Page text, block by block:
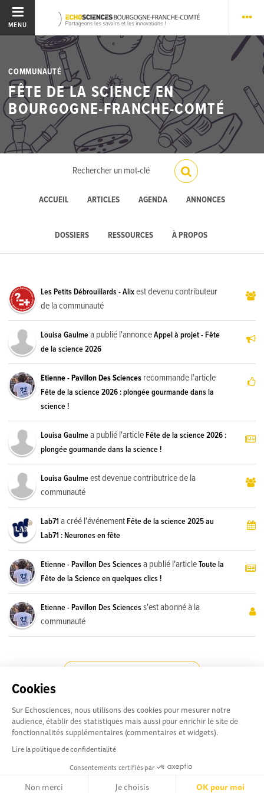
Cookies
Sur Echosciences, nous utilisons des cookies pour mesurer notre
audience, établir des statistiques mais aussi pour enrichir le site de
fonctionnalités supplémentaires (commentaires et widgets).
Lire la politique de confidentialité
Consentements certifiés par
Non merci Je choisis OK pour moi
MENU
COMMUNAUTÉ
FÊTE DE LA SCIENCE EN
BOURGOGNE-FRANCHE-COMTÉ
ACCUEIL ARTICLES AGENDA ANNONCES
DOSSIERS RESSOURCES À PROPOS
Les Petits Débrouillards - Alixest devenu contributeur
de la communauté
Louisa Gaulmea publié l'annonceAppel à projet - Fête
de la science 2026
Etienne - Pavillon Des Sciences recommande l'article
Fête de la science 2026 : plongée gourmande dans la
science !
Louisa Gaulmea publié l'articleFête de la science 2026 :
plongée gourmande dans la science !
Louisa Gaulmeest devenue contributrice de la
communauté
Lab71 a créé l'événementFête de la science 2025 au
Lab71 : Neurones en fête
Etienne - Pavillon Des Sciences a publié l'articleToute la
Fête de la Science en quelques clics !
Etienne - Pavillon Des Sciences s'est abonné à la
communauté
Besoin d'aide pour utiliser
Echosciences ? Écrivez
vos questions aux administrateurs de la plateforme
contact@pavillon-sciences.com